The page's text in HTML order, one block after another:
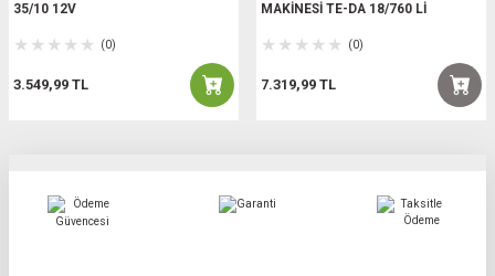
35/10 12V
(0)
3.549,99 TL
MAKİNESİ TE-DA 18/760 Lİ
(0)
7.319,99 TL